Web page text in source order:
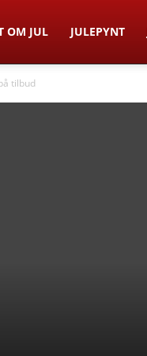
OM JUL JULEPYNT
tilbud